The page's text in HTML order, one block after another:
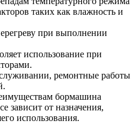
таких как влажность и
при выполнении
использование при
ремонтные работы
бормашина
зависит от назначения,
использования.